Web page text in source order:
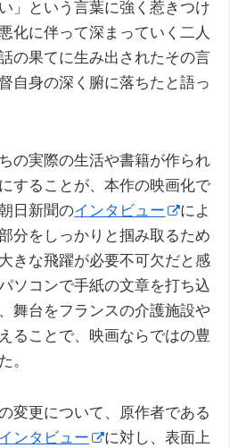
」という言葉に強く惹きつけ
化に伴って深まっていく二人
の果てに生み出されたその言
自身の深く腑に落ちたと語っ
の実際の生活や書籍が作られ
することが、本作の映画化で
日新聞のインタビュー
によ
分をしっかりと掴み取るため
きな飛躍が必要不可欠だと感
ソコンで手紙の文章を打ち込
舞台をフランスの介護施設や
ることで、映画ならではの豊
。
変更について、原作者である
インタビュー
に対し、表面上